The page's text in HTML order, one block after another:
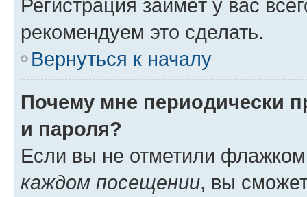
Регистрация займёт у вас
рекомендуем это сделать.
Вернуться к началу
Почему мне периодически
и пароля?
Если вы не отметили
каждом посещении, вы